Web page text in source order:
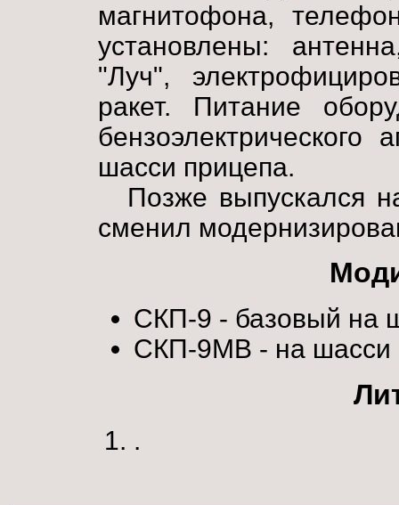
магнитофона,
установлены:
"Луч",
ракет. Питание
бензоэлектрического
шасси прицепа.
Позже выпускался
сменил
СКП-9 - базовый на
СКП-9МВ - на шасси
.